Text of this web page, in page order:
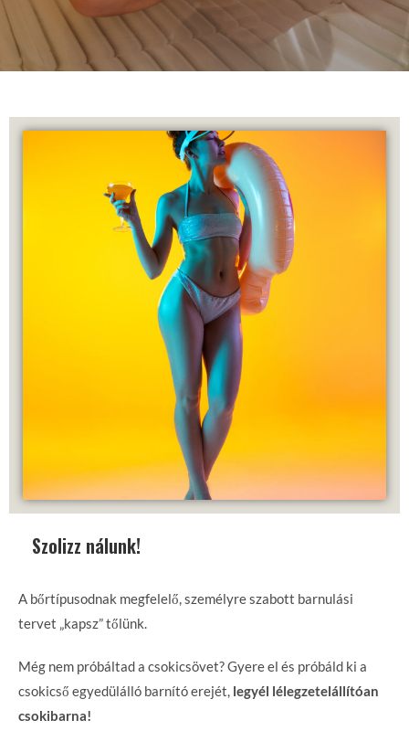
Szolizz nálunk!
A bőrtípusodnak megfelelő, személyre szabott barnulási
tervet „kapsz” tőlünk.
Még nem próbáltad a csokicsövet? Gyere el és próbáld ki a
csokicső egyedülálló barnító erejét, legyél lélegzetelállítóan
csokibarna!